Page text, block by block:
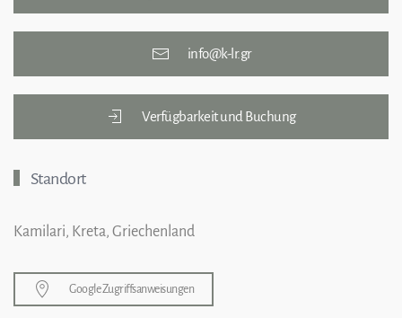
info@k-lr.gr
Verfügbarkeit und Buchung
Standort
Kamilari, Kreta, Griechenland
Google Zugriffsanweisungen